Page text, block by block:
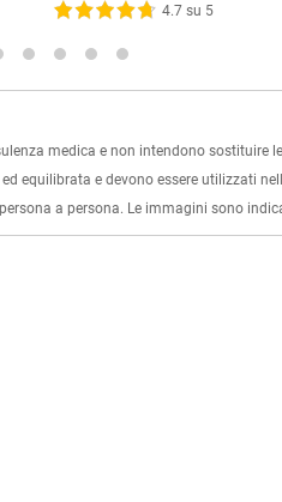
4.7 su 5
medica e non intendono sostituire
equilibrata e devono essere utilizzati
a persona. Le immagini sono